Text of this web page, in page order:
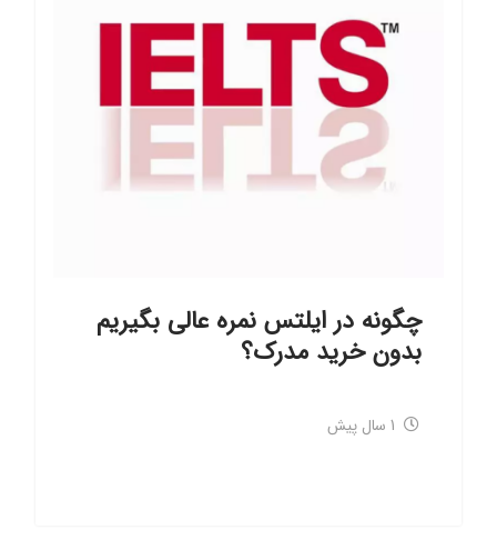
چگونه در ایلتس نمره عالی بگیریم
بدون خرید مدرک؟
1 سال پیش